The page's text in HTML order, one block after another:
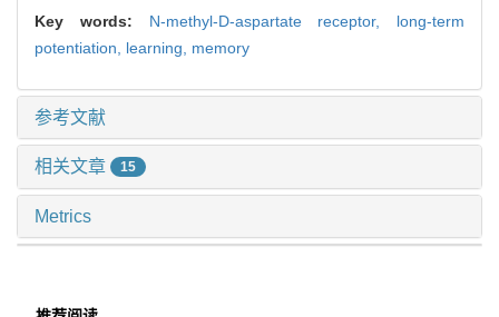
Key words: N-methyl-D-aspartate receptor, long-term
potentiation, learning, memory
参考文献
相关文章 15
Metrics